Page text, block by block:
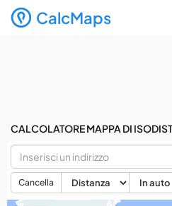
CalcMaps
CALCOLATORE MAPPA DI
Cancella